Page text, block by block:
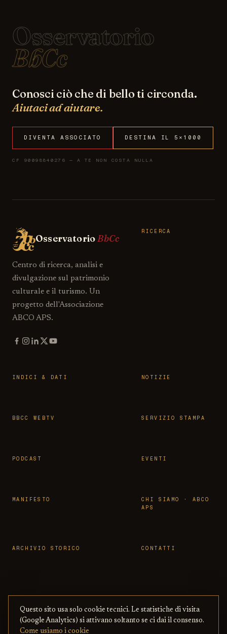
Osservatorio
BbCc
Conosci ciò che di bello ti circonda.
Aiutaci ad aiutare.
DIVENTA ASSOCIATO DESTINA IL 5×1000
CF 90098840276 — A TE NON COSTA NULLA
OsservatorioBbCc
Centro di ricerca, analisi e
divulgazione sul patrimonio
culturale e il turismo. Un
progetto dell'Associazione
ABCO APS.
RICERCA
INDICI & DATI NOTIZIE
BBCC WEBTV SERVIZIO STAMPA
PODCAST EVENTI
MANIFESTO
CHI SIAMO · ABCO
APS
ARCHIVIO STORICO CONTATTI
© 2026 OSSERVATORIO BBCC ·
ASSOCIAZIONE ABCO APS— CON BENI
CULTURALI ONLINE
PRIVACY
·COOKIE·
Questo sito usa solo cookie tecnici. Le statistiche di visita
(Google Analytics) si attivano soltanto se ci dai il consenso.
Come usiamo i cookie